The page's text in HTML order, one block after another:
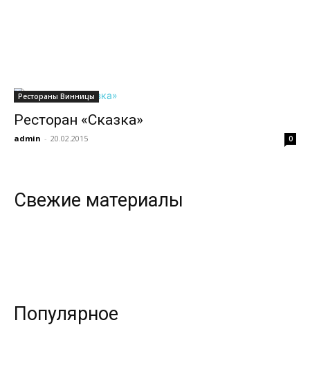
всем
Рестораны Винницы
Ресторан «Сказка»
admin - 20.02.2015 0
Свежие материалы
Популярное